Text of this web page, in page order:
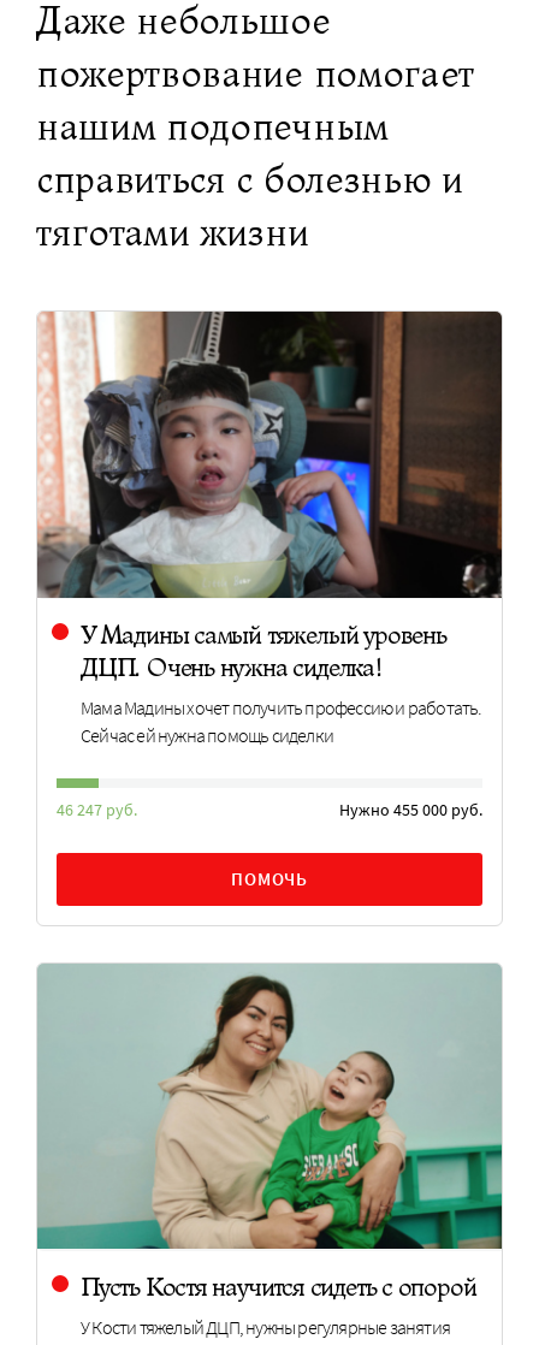
Даже небольшое
пожертвование помогает
нашим подопечным
справиться с болезнью и
тяготами жизни
У Мадины самый тяжелый уровень
ДЦП. Очень нужна сиделка!
Мама Мадины хочет получить профессию и работать.
Сейчас ей нужна помощь сиделки
46 247 руб. Нужно 455 000 руб.
ПОМОЧЬ
Пусть Костя научится сидеть с опорой
У Кости тяжелый ДЦП, нужны регулярные занятия